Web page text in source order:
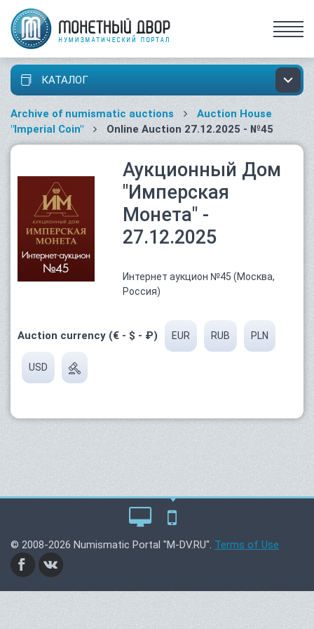
КАТАЛОГ
Archive of numismatic auctions
Auction House
"Imperial Coin"
Online Auction 27.12.2025 - №45
Аукционный Дом
"Имперская
Монета" -
27.12.2025
Интернет аукцион №45 (Москва,
Россия)
Auction currency (€ - $ - ₽) EUR RUB PLN
USD
© 2008-2026 Numismatic Portal "M-DV.RU". Terms of Use